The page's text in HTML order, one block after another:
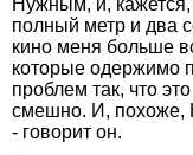
полный метр и два
кино меня больше
которые одержимо
проблем так, что
смешно. И, похоже,
- говорит он.